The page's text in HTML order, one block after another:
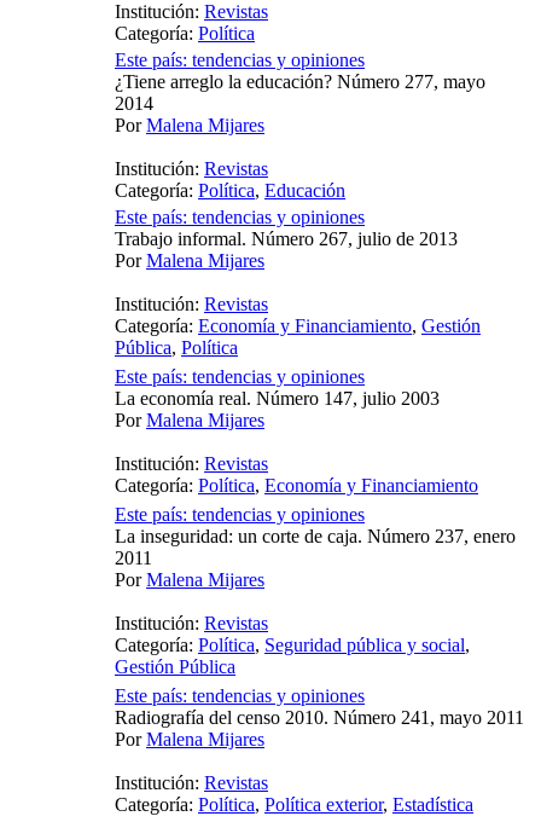
Institución: Revistas
Categoría: Política
Este país: tendencias y opiniones
¿Tiene arreglo la educación? Número 277, mayo
2014
PorMalena Mijares
Institución: Revistas
Categoría: Política, Educación
Este país: tendencias y opiniones
Trabajo informal. Número 267, julio de 2013
PorMalena Mijares
Institución: Revistas
Categoría: Economía y Financiamiento, Gestión
Pública, Política
Este país: tendencias y opiniones
La economía real. Número 147, julio 2003
PorMalena Mijares
Institución: Revistas
Categoría: Política, Economía y Financiamiento
Este país: tendencias y opiniones
La inseguridad: un corte de caja. Número 237, enero
2011
PorMalena Mijares
Institución: Revistas
Categoría: Política, Seguridad pública y social,
Gestión Pública
Este país: tendencias y opiniones
Radiografía del censo 2010. Número 241, mayo 2011
PorMalena Mijares
Institución: Revistas
Categoría: Política, Política exterior, Estadística